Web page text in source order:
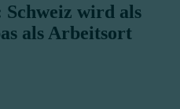
wird als
als Arbeitsort